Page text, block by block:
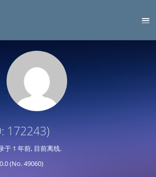
172243)
于 1 年前, 目前离线.
(No. 49060)